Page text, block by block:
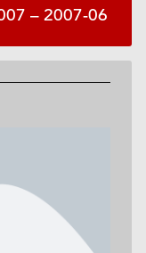
– 2007-06